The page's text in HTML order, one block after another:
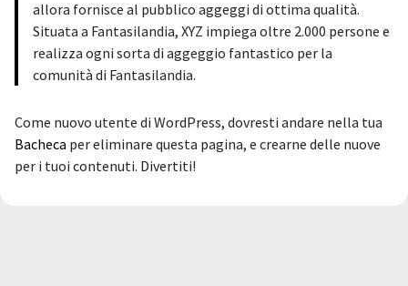
allora fornisce al pubblico aggeggi di ottima qualità.
Situata a Fantasilandia, XYZ impiega oltre 2.000 persone e
realizza ogni sorta di aggeggio fantastico per la
comunità di Fantasilandia.
Come nuovo utente di WordPress, dovresti andare nella tua
Bacheca per eliminare questa pagina, e crearne delle nuove
per i tuoi contenuti. Divertiti!